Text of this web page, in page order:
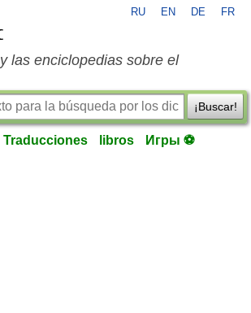
RU EN DE FR
las enciclopedias sobre el
¡Buscar!
Traducciones libros Игры ⚽